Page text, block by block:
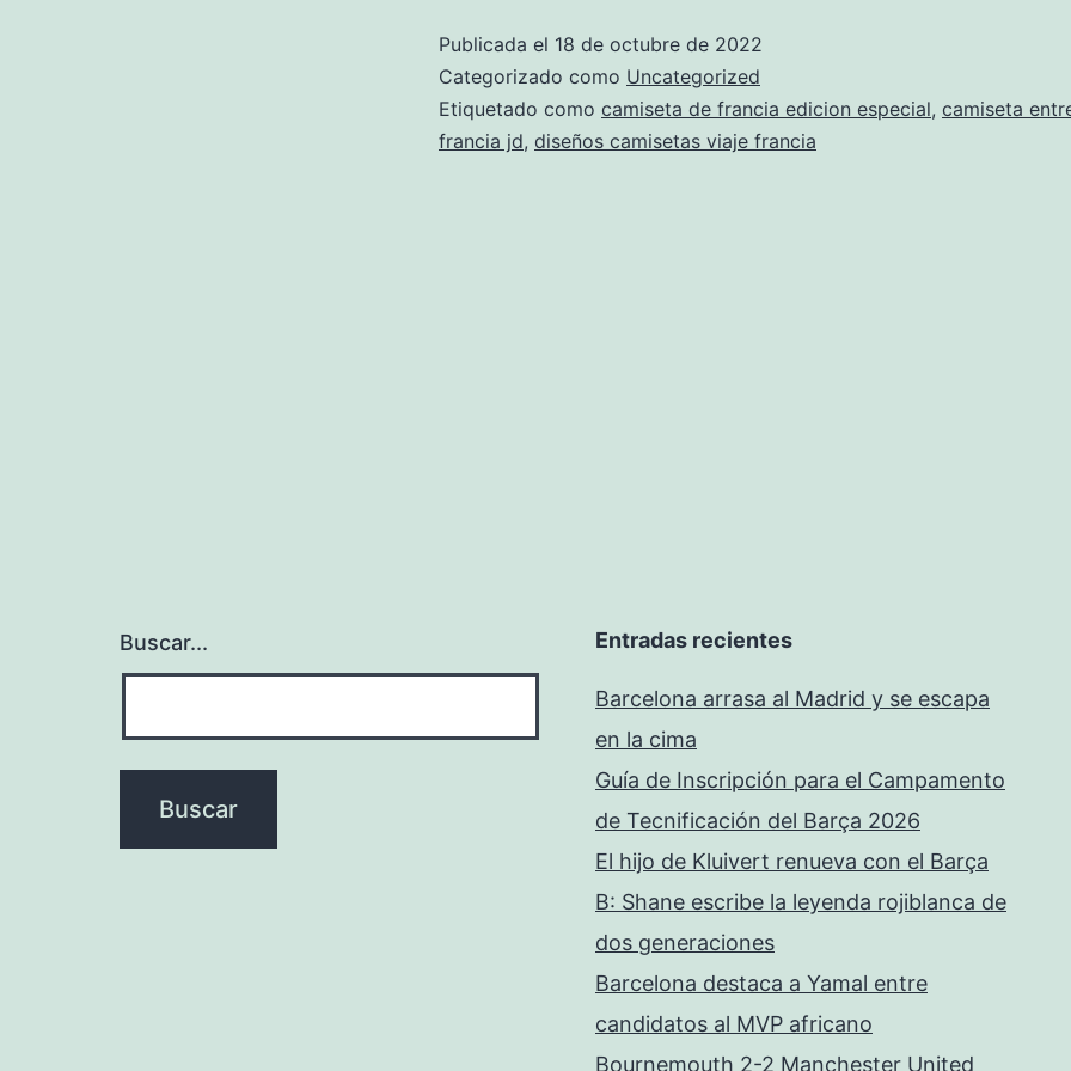
Publicada el 18 de octubre de 2022
Categorizado como Uncategorized
Etiquetado como camiseta de francia edicion especial, camiseta
francia jd, diseños camisetas viaje francia
Buscar... Entradas recientes
Barcelona arrasa al Madrid y se escapa
en la cima
Guía de Inscripción para el Campamento
de Tecnificación del Barça 2026
El hijo de Kluivert renueva con el Barça
B: Shane escribe la leyenda rojiblanca de
dos generaciones
Barcelona destaca a Yamal entre
candidatos al MVP africano
Bournemouth 2-2 Manchester United